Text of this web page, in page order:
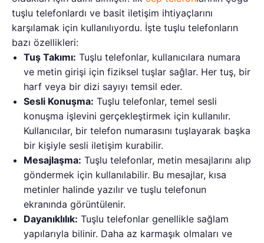
tuşlu telefonlardı ve basit iletişim ihtiyaçlarını
karşılamak için kullanılıyordu. İşte tuşlu telefonların
bazı özellikleri:
Tuş Takımı: Tuşlu telefonlar, kullanıcılara numara
ve metin girişi için fiziksel tuşlar sağlar. Her tuş, bir
harf veya bir dizi sayıyı temsil eder.
Sesli Konuşma: Tuşlu telefonlar, temel sesli
konuşma işlevini gerçekleştirmek için kullanılır.
Kullanıcılar, bir telefon numarasını tuşlayarak başka
bir kişiyle sesli iletişim kurabilir.
Mesajlaşma: Tuşlu telefonlar, metin mesajlarını alıp
göndermek için kullanılabilir. Bu mesajlar, kısa
metinler halinde yazılır ve tuşlu telefonun
ekranında görüntülenir.
Dayanıklılık: Tuşlu telefonlar genellikle sağlam
yapılarıyla bilinir. Daha az karmaşık olmaları ve